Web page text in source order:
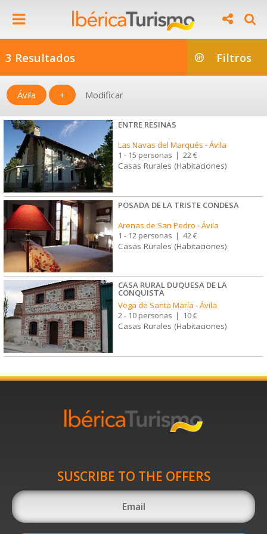
3 Resultados Filtros
Ávila + Modificar
ENTRE RESINAS
Las Navas del Marqués -Ávila
1 - 15 personas | 22 €
Casas Rurales (Habitaciones)
POSADA DE LA TRISTE CONDESA
Arenas de San Pedro -Ávila
1 - 12 personas | 42 €
Casas Rurales (Habitaciones)
CASA RURAL DUQUESA DE LA
CONQUISTA
Vega de Santa María -Ávila
2 - 10 personas 10 €
Casas Rurales (Habitaciones)
SUSCRIBE TO THE OFFERS